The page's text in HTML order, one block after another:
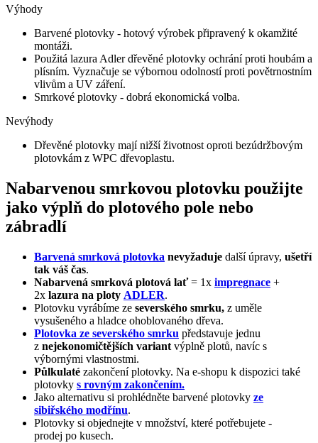
Výhody
Barvené plotovky - hotový výrobek připravený k okamžité
montáži.
Použitá lazura Adler dřevěné plotovky ochrání proti houbám a
plísním. Vyznačuje se výbornou odolností proti povětrnostním
vlivům a UV záření.
Smrkové plotovky - dobrá ekonomická volba.
Nevýhody
Dřevěné plotovky mají nižší životnost oproti bezúdržbovým
plotovkám z WPC dřevoplastu.
Nabarvenou smrkovou plotovku použijte
jako výplň do plotového pole nebo
zábradlí
Barvená smrková plotovka nevyžaduje další úpravy, ušetří
tak váš čas.
Nabarvená smrková plotová lať= 1x impregnace +
2x lazura na ploty ADLER.
Plotovku vyrábíme ze severského smrku, z uměle
vysušeného a hladce ohoblovaného dřeva.
Plotovka ze severského smrku představuje jednu
z nejekonomičtějších variant výplně plotů, navíc s
výbornými vlastnostmi.
Půlkulaté zakončení plotovky. Na e-shopu k dispozici také
plotovky s rovným zakončením.
Jako alternativu si prohlédněte barvené plotovky ze
sibiřského modřínu.
Plotovky si objednejte v množství, které potřebujete -
prodej po kusech.